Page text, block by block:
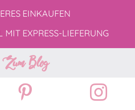
EINKAUFEN
MIT EXPRESS-LIEFERUNG
Zum Blog